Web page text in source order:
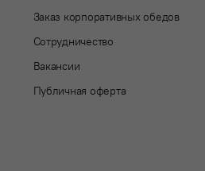
Заказ корпоративных обедов
Сотрудничество
Вакансии
Публичная оферта